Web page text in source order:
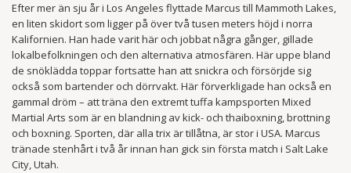
Efter mer än sju år i Los Angeles flyttade Marcus till Mammoth Lakes,
en liten skidort som ligger på över två tusen meters höjd i norra
Kalifornien. Han hade varit här och jobbat några gånger, gillade
lokalbefolkningen och den alternativa atmosfären. Här uppe bland
de snöklädda toppar fortsatte han att snickra och försörjde sig
också som bartender och dörrvakt. Här förverkligade han också en
gammal dröm – att träna den extremt tuffa kampsporten Mixed
Martial Arts som är en blandning av kick- och thaiboxning, brottning
och boxning. Sporten, där alla trix är tillåtna, är stor i USA. Marcus
tränade stenhårt i två år innan han gick sin första match i Salt Lake
City, Utah.